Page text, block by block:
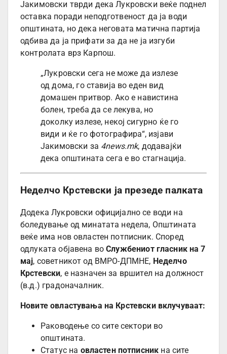
Јакимовски тврди дека Лукровски веќе поднел
оставка поради неподготвеност да ја води
општината, но дека неговата матична партија
одбива да ја прифати за да не ја изгуби
контролата врз Карпош.
„Лукровски сега не може да излезе
од дома, го ставија во еден вид
домашен притвор. Ако е навистина
болен, треба да се лекува, но
доколку излезе, некој сигурно ќе го
види и ќе го фотографира“, изјави
Јакимовски за 4news.mk, додавајќи
дека општината сега е во стагнација.
Неделчо Крстевски ја презеде палката
Додека Лукровски официјално се води на
боледување од минатата недела, Општината
веќе има нов овластен потписник. Според
одлуката објавена воСлужбениот гласник на 7
мај, советникот од ВМРО-ДПМНЕ, Неделчо
Крстевски, е назначен за вршител на должност
(в.д.) градоначалник.
Новите овластувања на Крстевски вклучуваат:
Раководење со сите сектори во
општината.
Статус на овластен потписник на сите